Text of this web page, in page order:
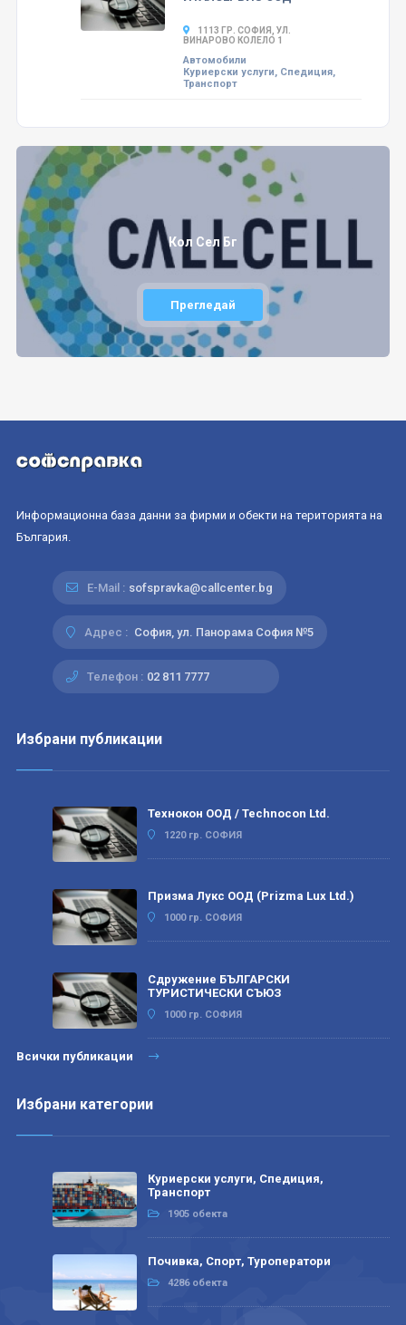
1113 ГР. СОФИЯ, УЛ.
ВИНАРОВО КОЛЕЛО 1
Автомобили
Куриерски услуги, Спедиция,
Транспорт
Кол Сел Бг
Прегледай
Информационна база данни за фирми и обекти на територията на
България.
E-Mail : sofspravka@callcenter.bg
Адрес : София, ул. Панорама София №5
Телефон : 02 811 7777
Избрани публикации
Технокон ООД / Technocon Ltd.
1220 гр. СОФИЯ
Призма Лукс ООД (Prizma Lux Ltd.)
1000 гр. СОФИЯ
Сдружение БЪЛГАРСКИ
ТУРИСТИЧЕСКИ СЪЮЗ
1000 гр. СОФИЯ
Всички публикации
Избрани категории
Куриерски услуги, Спедиция,
Транспорт
1905 обекта
Почивка, Спорт, Туроператори
4286 обекта